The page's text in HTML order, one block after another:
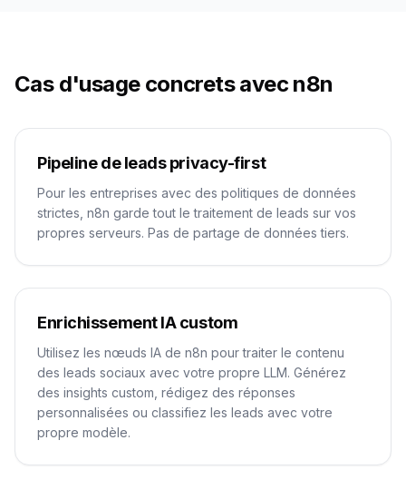
Cas d'usage concrets avec n8n
Pipeline de leads privacy-first
Pour les entreprises avec des politiques de données
strictes, n8n garde tout le traitement de leads sur vos
propres serveurs. Pas de partage de données tiers.
Enrichissement IA custom
Utilisez les nœuds IA de n8n pour traiter le contenu
des leads sociaux avec votre propre LLM. Générez
des insights custom, rédigez des réponses
personnalisées ou classifiez les leads avec votre
propre modèle.